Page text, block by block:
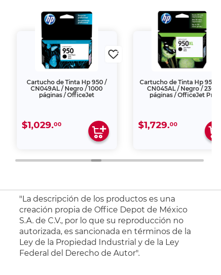
Cartucho de Tinta Hp 950 /
CN049AL / Negro / 1000
páginas / OfficeJet
$1,029.00
Cartucho de Tinta Hp
CN045AL / Negro / 2300
páginas / OfficeJet Pro
$1,729.00
"La descripción de los productos es una
creación propia de Office Depot de México
S.A. de C.V., por lo que su reproducción no
autorizada, es sancionada en términos de la
Ley de la Propiedad Industrial y de la Ley
Federal del Derecho de Autor".